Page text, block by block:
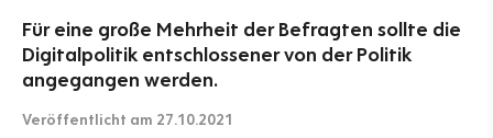
Für eine große Mehrheit der Befragten sollte die
Digitalpolitik entschlossener von der Politik
angegangen werden.
Veröffentlicht am 27.10.2021